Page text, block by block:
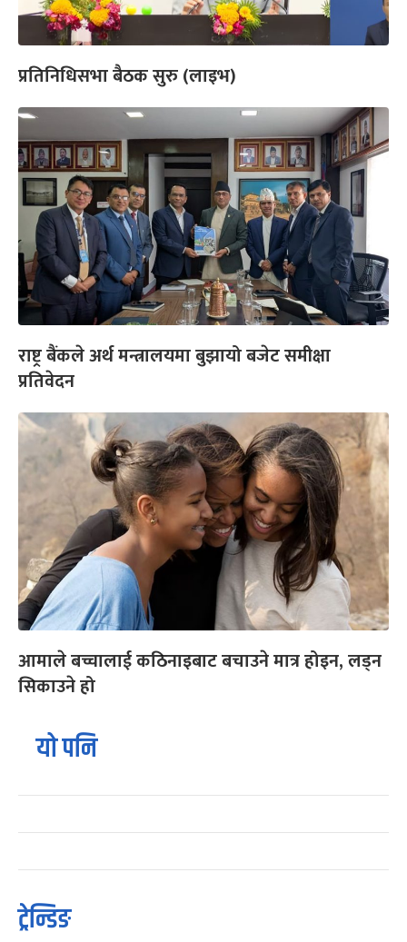
प्रतिनिधिसभा बैठक सुरु (लाइभ)
राष्ट्र बैंकले अर्थ मन्त्रालयमा बुझायो बजेट समीक्षा
प्रतिवेदन
आमाले बच्चालाई कठिनाइबाट बचाउने मात्र होइन, लड्न
सिकाउने हो
यो पनि
ट्रेन्डिङ